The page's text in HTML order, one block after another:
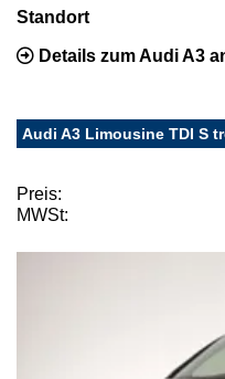
Standort
Details zum Audi A3
Audi A3 Limousine TDI S
Preis:
MWSt: